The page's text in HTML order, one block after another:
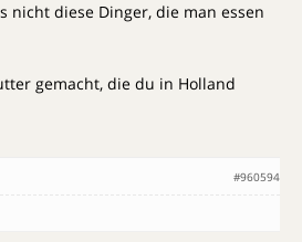
nicht diese Dinger, die man essen
gemacht, die du in Holland
#960594